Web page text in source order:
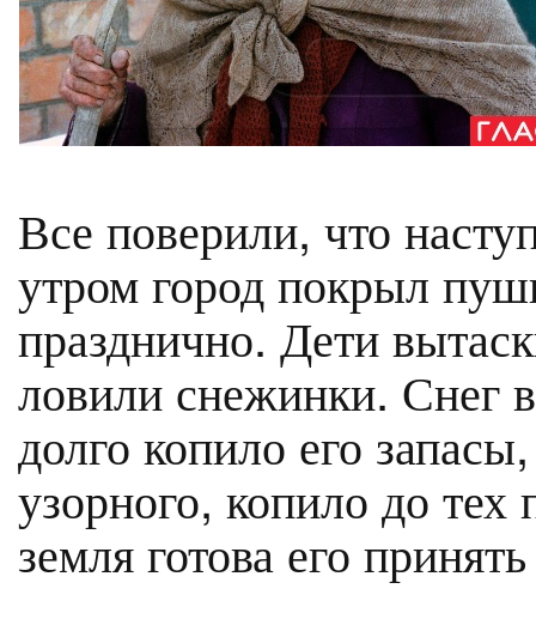
Все поверили, что
утром город покрыл
празднично. Дети
ловили снежинки. Снег
долго копило его
узорного, копило до
земля готова его